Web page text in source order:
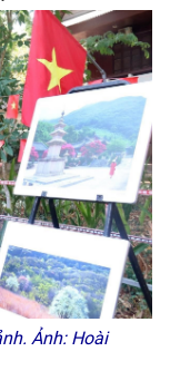
Ảnh: Hoài